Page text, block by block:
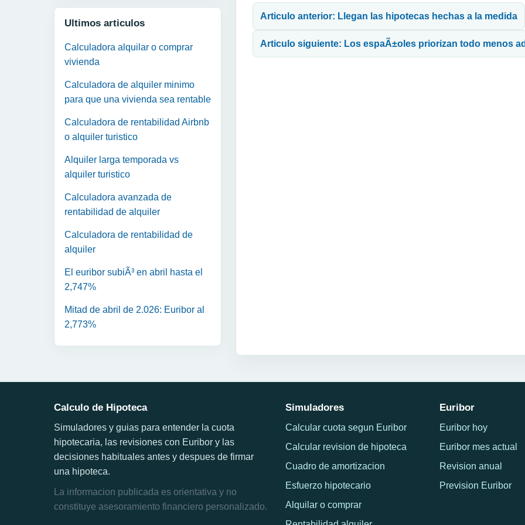
Ultimos articulos
Calculadora alquilar o comprar
vivienda
Calculadora de alquiler minimo
para que una vivienda sea rentable
Calculadora de rentabilidad Airbnb
o alquiler turistico
Alquiler larga temporada vs
alquiler turistico
Calculadora avanzada de
rentabilidad de alquiler
Calculadora de rentabilidad de
alquiler
El euribor subiÃ³ en abril hasta el
2,747%
Mitad de abril de 2.026: Euribor al
2,773%
Articulo anterior: Llegan las hipotecas hechas a la medida
Articulo siguiente: Los espaÃ±oles priorizan todo menos
Calculo de Hipoteca
Simuladores y guias para entender la cuota
hipotecaria, las revisiones con Euribor y las
decisiones habituales antes y despues de firmar
una hipoteca.
La informacion publicada es orientativa y no
constituye asesoramiento financiero personalizado.
Simuladores
Calcular cuota segun Euribor
Calcular revision de hipoteca
Cuadro de amortizacion
Esfuerzo hipotecario
Alquilar o comprar
Euribor
Euribor hoy
Euribor mes actual
Revision anual
Prevision Euribor